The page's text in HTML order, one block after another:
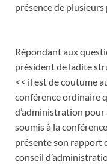
présence de
Répondant aux
président de ladite
<< il est de coutume
conférence ordinaire
d’administration
soumis à la
présente son rapport
conseil